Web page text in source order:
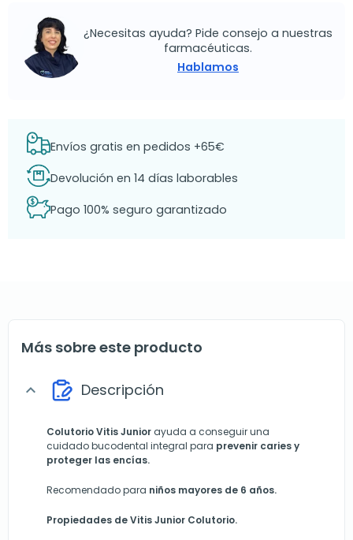
¿Necesitas ayuda? Pide consejo a nuestras
farmacéuticas.
Hablamos
Envíos gratis en pedidos +65€
Devolución en 14 días laborables
Pago 100% seguro garantizado
Más sobre este producto
expand_more Descripción
Colutorio Vitis Junior ayuda a conseguir una
cuidado bucodental integral para prevenir caries y
proteger las encías.
Recomendado para niños mayores de 6 años.
Propiedades de Vitis Junior Colutorio.